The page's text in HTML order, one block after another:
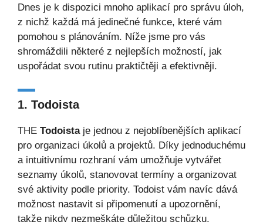
Dnes je k dispozici mnoho aplikací pro správu úloh,
z nichž každá má jedinečné funkce, které vám
pomohou s plánováním. Níže jsme pro vás
shromáždili některé z nejlepších možností, jak
uspořádat svou rutinu praktičtěji a efektivněji.
1. Todoista
THE Todoistaje jednou z nejoblíbenějších aplikací
pro organizaci úkolů a projektů. Díky jednoduchému
a intuitivnímu rozhraní vám umožňuje vytvářet
seznamy úkolů, stanovovat termíny a organizovat
své aktivity podle priority. Todoist vám navíc dává
možnost nastavit si připomenutí a upozornění,
takže nikdy nezmeškáte důležitou schůzku.